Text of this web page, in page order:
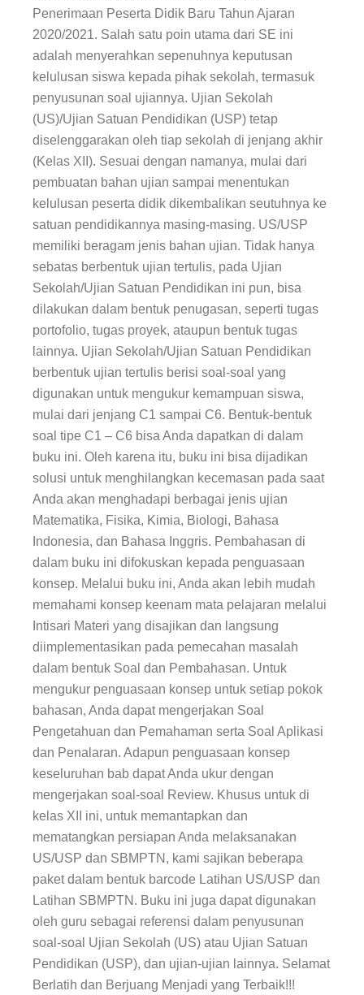
Penerimaan Peserta Didik Baru Tahun Ajaran
2020/2021. Salah satu poin utama dari SE ini
adalah menyerahkan sepenuhnya keputusan
kelulusan siswa kepada pihak sekolah, termasuk
penyusunan soal ujiannya. Ujian Sekolah
(US)/Ujian Satuan Pendidikan (USP) tetap
diselenggarakan oleh tiap sekolah di jenjang akhir
(Kelas XII). Sesuai dengan namanya, mulai dari
pembuatan bahan ujian sampai menentukan
kelulusan peserta didik dikembalikan seutuhnya ke
satuan pendidikannya masing-masing. US/USP
memiliki beragam jenis bahan ujian. Tidak hanya
sebatas berbentuk ujian tertulis, pada Ujian
Sekolah/Ujian Satuan Pendidikan ini pun, bisa
dilakukan dalam bentuk penugasan, seperti tugas
portofolio, tugas proyek, ataupun bentuk tugas
lainnya. Ujian Sekolah/Ujian Satuan Pendidikan
berbentuk ujian tertulis berisi soal-soal yang
digunakan untuk mengukur kemampuan siswa,
mulai dari jenjang C1 sampai C6. Bentuk-bentuk
soal tipe C1 – C6 bisa Anda dapatkan di dalam
buku ini. Oleh karena itu, buku ini bisa dijadikan
solusi untuk menghilangkan kecemasan pada saat
Anda akan menghadapi berbagai jenis ujian
Matematika, Fisika, Kimia, Biologi, Bahasa
Indonesia, dan Bahasa Inggris. Pembahasan di
dalam buku ini difokuskan kepada penguasaan
konsep. Melalui buku ini, Anda akan lebih mudah
memahami konsep keenam mata pelajaran melalui
Intisari Materi yang disajikan dan langsung
diimplementasikan pada pemecahan masalah
dalam bentuk Soal dan Pembahasan. Untuk
mengukur penguasaan konsep untuk setiap pokok
bahasan, Anda dapat mengerjakan Soal
Pengetahuan dan Pemahaman serta Soal Aplikasi
dan Penalaran. Adapun penguasaan konsep
keseluruhan bab dapat Anda ukur dengan
mengerjakan soal-soal Review. Khusus untuk di
kelas XII ini, untuk memantapkan dan
mematangkan persiapan Anda melaksanakan
US/USP dan SBMPTN, kami sajikan beberapa
paket dalam bentuk barcode Latihan US/USP dan
Latihan SBMPTN. Buku ini juga dapat digunakan
oleh guru sebagai referensi dalam penyusunan
soal-soal Ujian Sekolah (US) atau Ujian Satuan
Pendidikan (USP), dan ujian-ujian lainnya. Selamat
Berlatih dan Berjuang Menjadi yang Terbaik!!!